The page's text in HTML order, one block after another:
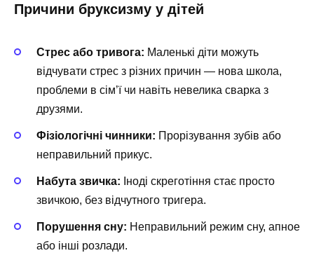
Причини бруксизму у дітей
Стрес або тривога: Маленькі діти можуть
відчувати стрес з різних причин — нова школа,
проблеми в сім’ї чи навіть невелика сварка з
друзями.
Фізіологічні чинники: Прорізування зубів або
неправильний прикус.
Набута звичка: Іноді скреготіння стає просто
звичкою, без відчутного тригера.
Порушення сну: Неправильний режим сну, апное
або інші розлади.